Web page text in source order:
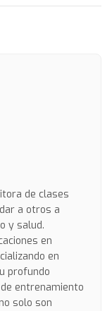
de clases
a otros a
y salud.
en
en
profundo
entrenamiento
solo son